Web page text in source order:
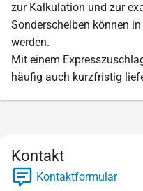
zur Kalkulation und zur
Sonderscheiben können
werden.
Mit einem
häufig auch kurzfristig
Kontakt
Kontaktformular